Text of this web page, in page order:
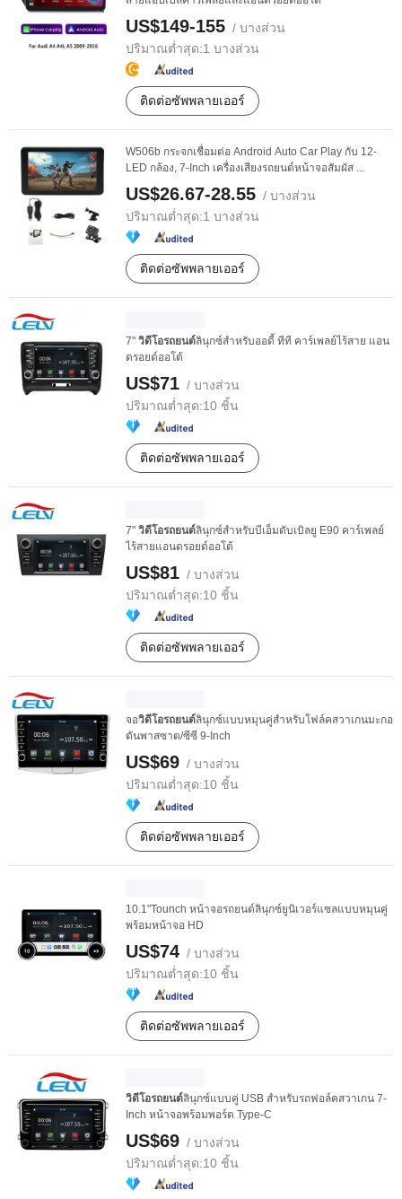
US$149-155 / บางส่วน
ปริมาณต่ำสุด:1 บางส่วน
ติดต่อซัพพลายเออร์
W506b กระจกเชื่อมต่อ Android Auto Car Play กับ 12-
LED กล้อง, 7-Inch เครื่องเสียงรถยนต์หน้าจอสัมผัส ...
US$26.67-28.55 / บางส่วน
ปริมาณต่ำสุด:1 บางส่วน
ติดต่อซัพพลายเออร์
7" วิดีโอรถยนต์ลินุกซ์สำหรับออดี้ ทีที คาร์เพลย์ไร้สาย แอน
ดรอยด์ออโต้
US$71 / บางส่วน
ปริมาณต่ำสุด:10 ชิ้น
ติดต่อซัพพลายเออร์
7" วิดีโอรถยนต์ลินุกซ์สำหรับบีเอ็มดับเบิลยู E90 คาร์เพลย์
ไร้สายแอนดรอยด์ออโต้
US$81 / บางส่วน
ปริมาณต่ำสุด:10 ชิ้น
ติดต่อซัพพลายเออร์
จอวิดีโอรถยนต์ลินุกซ์แบบหมุนคู่สำหรับโฟล์คสวาเกนมะกอ
ตันพาสซาต/ซีซี 9-Inch
US$69 / บางส่วน
ปริมาณต่ำสุด:10 ชิ้น
ติดต่อซัพพลายเออร์
10.1"Tounch หน้าจอรถยนต์ลินุกซ์ยูนิเวอร์แซลแบบหมุนคู่
พร้อมหน้าจอ HD
US$74 / บางส่วน
ปริมาณต่ำสุด:10 ชิ้น
ติดต่อซัพพลายเออร์
วิดีโอรถยนต์ลินุกซ์แบบคู่ USB สำหรับรถฟอล์คสวาเกน 7-
Inch หน้าจอพร้อมพอร์ต Type-C
US$69 / บางส่วน
ปริมาณต่ำสุด:10 ชิ้น